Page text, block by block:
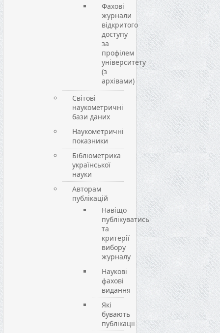
Фахові
журнали
відкритого
доступу
за
профілем
університету
(з
архівами)
Світові
наукометричні
бази даних
Наукометричні
показники
Бібліометрика
української
науки
Авторам
публікацій
Навіщо
публікуватись
та
критерії
вибору
журналу
Наукові
фахові
видання
Які
бувають
публікації